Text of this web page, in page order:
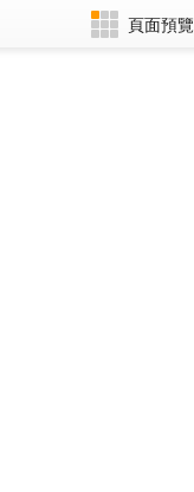
頁面預覽